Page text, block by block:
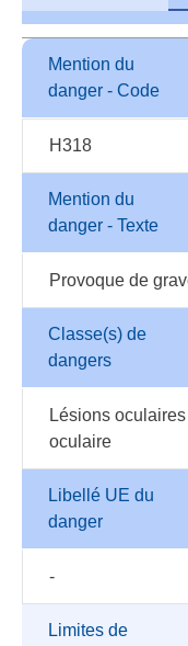
Mention du
danger - Code
H318
Mention du
danger - Texte
Provoque de
Classe(s) de
dangers
Lésions
oculaire
Libellé UE du
danger
-
Limites de